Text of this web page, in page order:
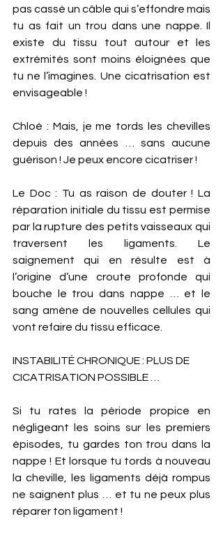
pas cassé un câble qui s’effondre mais
tu as fait un trou dans une nappe. Il
existe du tissu tout autour et les
extrémités sont moins éloignées que
tu ne l’imagines. Une cicatrisation est
envisageable !
Chloé : Mais, je me tords les chevilles
depuis des années … sans aucune
guérison ! Je peux encore cicatriser !
Le Doc : Tu as raison de douter ! La
réparation initiale du tissu est permise
par la rupture des petits vaisseaux qui
traversent les ligaments. Le
saignement qui en résulte est à
l’origine d’une croute profonde qui
bouche le trou dans nappe … et le
sang amène de nouvelles cellules qui
vont refaire du tissu efficace.
INSTABILITÉ CHRONIQUE : PLUS DE
CICATRISATION POSSIBLE …
Si tu rates la période propice en
négligeant les soins sur les premiers
épisodes, tu gardes ton trou dans la
nappe ! Et lorsque tu tords à nouveau
la cheville, les ligaments déjà rompus
ne saignent plus … et tu ne peux plus
réparer ton ligament !